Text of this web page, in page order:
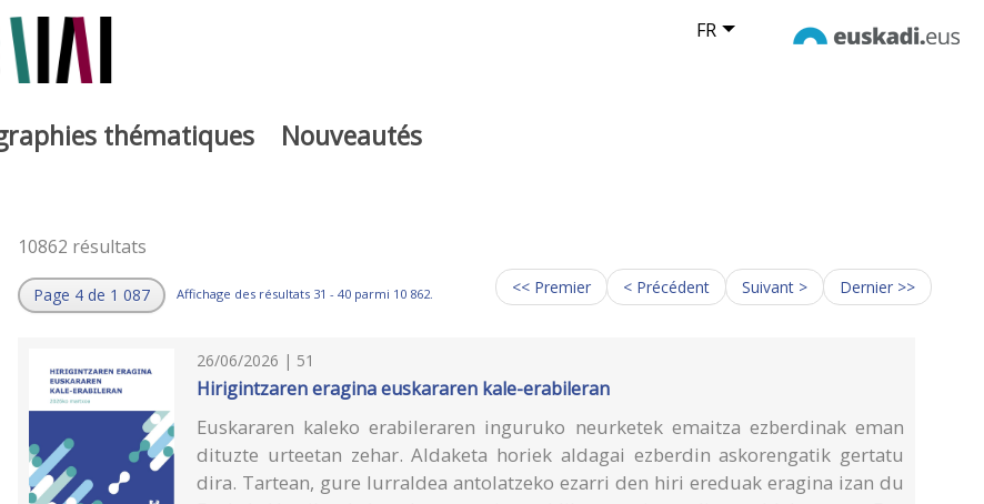
FR
thématiques Nouveautés
10862 résultats
Page 4 de 1 087 Affichage des résultats 31 - 40 parmi 10 862. << Premier < Précédent Suivant > Dernier >>
26/06/2026 | 51
Hirigintzaren eragina euskararen kale-erabileran
Euskararen kaleko erabileraren inguruko neurketek emaitza ezberdinak eman
dituzte urteetan zehar. Aldaketa horiek aldagai ezberdin askorengatik gertatu
dira. Tartean, gure lurraldea antolatzeko ezarri den hiri ereduak eragina izan du